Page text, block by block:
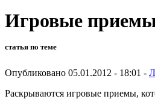
Игровые приемы,
статья по теме
Опубликовано 05.01.2012 - 18:01 -
Раскрываются игровые приемы,